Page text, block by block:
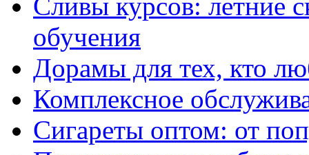
обучения
Дорамы для тех, кто
Комплексное
Сигареты оптом: от